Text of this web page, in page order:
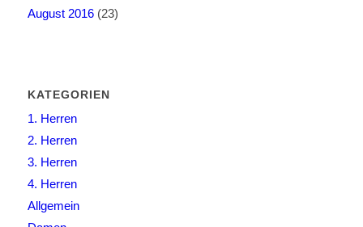
August 2016(23)
KATEGORIEN
1. Herren
2. Herren
3. Herren
4. Herren
Allgemein